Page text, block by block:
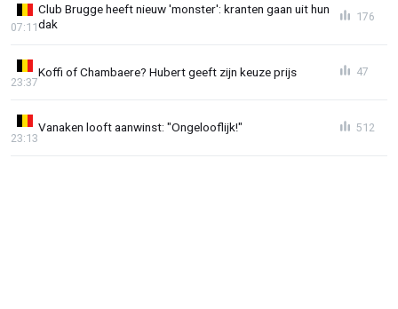
Club Brugge heeft nieuw 'monster': kranten gaan uit hun
dak
07:11
176
Koffi of Chambaere? Hubert geeft zijn keuze prijs
23:37
47
Vanaken looft aanwinst: "Ongelooflijk!"
23:13
512